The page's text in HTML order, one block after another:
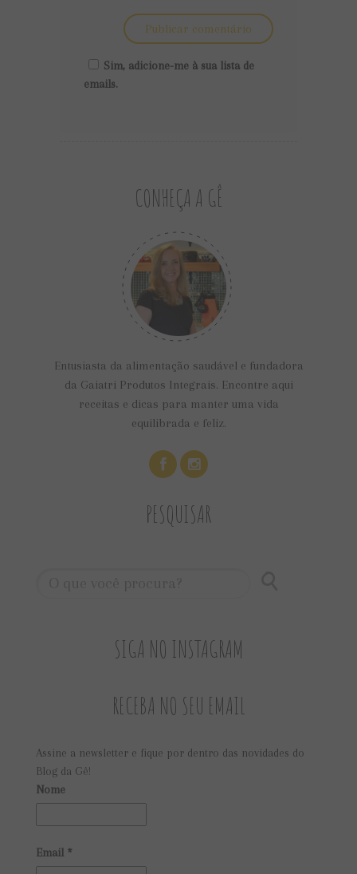
Sim, adicione-me à sua lista de
emails.
CONHEÇA A GÊ
Entusiasta da alimentação saudável e fundadora
da Gaiatri Produtos Integrais. Encontre aqui
receitas e dicas para manter uma vida
equilibrada e feliz.
PESQUISAR
SIGA NO INSTAGRAM
RECEBA NO SEU EMAIL
Assine a newsletter e fique por dentro das novidades do
Blog da Gê!
Nome
Email *